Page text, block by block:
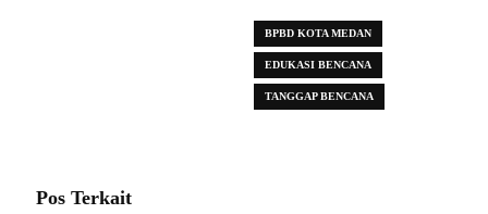
BPBD KOTA MEDAN
EDUKASI BENCANA
TANGGAP BENCANA
Pos Terkait